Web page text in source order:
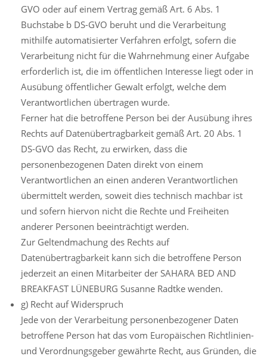
GVO oder auf einem Vertrag gemäß Art. 6 Abs. 1
Buchstabe b DS-GVO beruht und die Verarbeitung
mithilfe automatisierter Verfahren erfolgt, sofern die
Verarbeitung nicht für die Wahrnehmung einer Aufgabe
erforderlich ist, die im öffentlichen Interesse liegt oder in
Ausübung öffentlicher Gewalt erfolgt, welche dem
Verantwortlichen übertragen wurde.
Ferner hat die betroffene Person bei der Ausübung ihres
Rechts auf Datenübertragbarkeit gemäß Art. 20 Abs. 1
DS-GVO das Recht, zu erwirken, dass die
personenbezogenen Daten direkt von einem
Verantwortlichen an einen anderen Verantwortlichen
übermittelt werden, soweit dies technisch machbar ist
und sofern hiervon nicht die Rechte und Freiheiten
anderer Personen beeinträchtigt werden.
Zur Geltendmachung des Rechts auf
Datenübertragbarkeit kann sich die betroffene Person
jederzeit an einen Mitarbeiter der SAHARA BED AND
BREAKFAST LÜNEBURG Susanne Radtke wenden.
g) Recht auf Widerspruch
Jede von der Verarbeitung personenbezogener Daten
betroffene Person hat das vom Europäischen Richtlinien-
und Verordnungsgeber gewährte Recht, aus Gründen, die